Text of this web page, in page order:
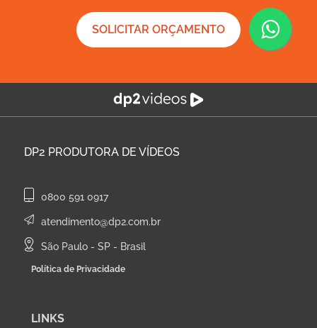
SOLICITAR ORÇAMENTO
DP2 PRODUTORA DE VÍDEOS
0800 591 0917
atendimento@dp2.com.br
São Paulo - SP - Brasil
Política de Privacidade
LINKS